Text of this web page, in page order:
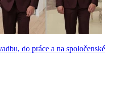
do práce a na spoločenské